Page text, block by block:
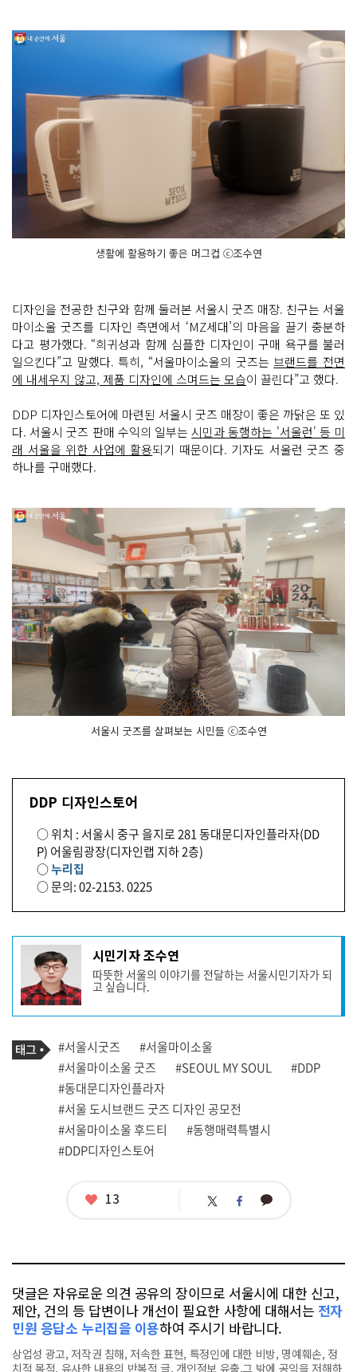
생활에 활용하기 좋은 머그컵 ⓒ조수연
디자인을 전공한 친구와 함께 둘러본 서울시 굿즈 매장. 친구는 서울
마이소울 굿즈를 디자인 측면에서 ‘MZ세대’의 마음을 끌기 충분하
다고 평가했다. “희귀성과 함께 심플한 디자인이 구매 욕구를 불러
일으킨다”고 말했다. 특히, “서울마이소울의 굿즈는브랜드를 전면
에 내세우지 않고, 제품 디자인에 스며드는 모습이 끌린다”고 했다.
DDP 디자인스토어에 마련된 서울시 굿즈 매장이 좋은 까닭은 또 있
다. 서울시 굿즈 판매 수익의 일부는시민과 동행하는 '서울런' 등 미
래 서울을 위한 사업에 활용되기 때문이다. 기자도 서울런 굿즈 중
하나를 구매했다.
서울시 굿즈를 살펴보는 시민들 ⓒ조수연
DDP 디자인스토어
○ 위치 : 서울시 중구 을지로 281 동대문디자인플라자(DD
P) 어울림광장(디자인랩 지하 2층)
○누리집
○ 문의: 02-2153. 0225
기
성
자
프
필
시민기자 조수연
따뜻한 서울의 이야기를 전달하는 서울시민기자가 되
고 싶습니다.
기
사
관
련
태
그
태
그
#서울시굿즈
#서울마이소울
#서울마이소울 굿즈
#SEOUL MY SOUL
#DDP
#동대문디자인플라자
#서울 도시브랜드 굿즈 디자인 공모전
#서울마이소울 후드티
#동행매력특별시
#DDP디자인스토어
좋
13 트 페 카
댓글은 자유로운 의견 공유의 장이므로 서울시에 대한 신고,
제안, 건의 등 답변이나 개선이 필요한 사항에 대해서는 전자
민원 응답소 누리집을 이용하여 주시기 바랍니다.
상업성 광고, 저작권 침해, 저속한 표현, 특정인에 대한 비방, 명예훼손, 정
치적 목적, 유사한 내용의 반복적 글, 개인정보 유출,그 밖에 공익을 저해하